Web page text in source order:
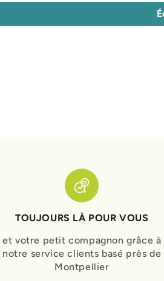
TOUJOURS LÀ POUR VOUS
et votre petit compagnon grâce à
notre service clients basé près de
Montpellier